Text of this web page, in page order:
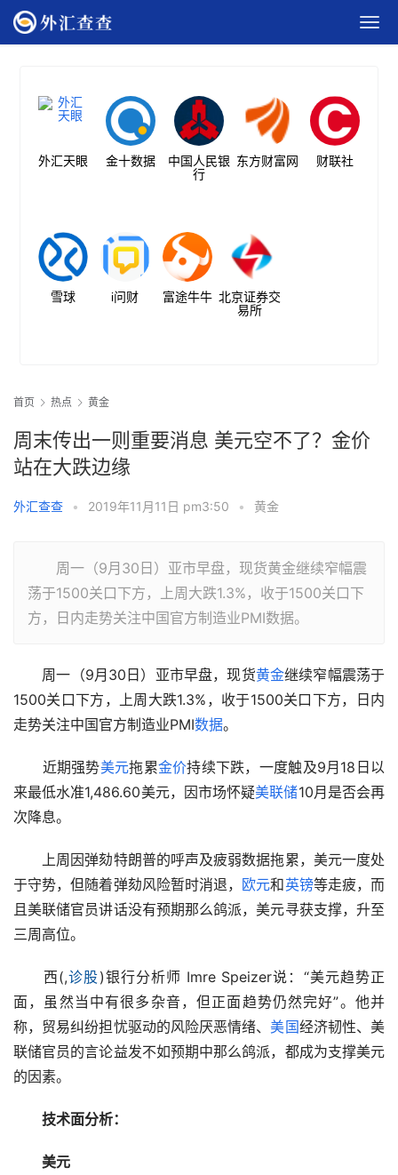
外汇天眼 金十数据
中国人民银
行
东方财富网 财联社
雪球 i问财 富途牛牛 北京证券交
易所
首页 热点 黄金
周末传出一则重要消息 美元空不了？金价
站在大跌边缘
外汇查查 • 2019年11月11日 pm3:50 • 黄金
周一（9月30日）亚市早盘，现货黄金继续窄幅震
荡于1500关口下方，上周大跌1.3%，收于1500关口下
方，日内走势关注中国官方制造业PMI数据。
周一（9月30日）亚市早盘，现货黄金继续窄幅震荡于
1500关口下方，上周大跌1.3%，收于1500关口下方，日内
走势关注中国官方制造业PMI数据。
近期强势美元拖累金价持续下跌，一度触及9月18日以
来最低水准1,486.60美元，因市场怀疑美联储10月是否会再
次降息。
上周因弹劾特朗普的呼声及疲弱数据拖累，美元一度处
于守势，但随着弹劾风险暂时消退， 欧元和英镑等走疲，而
且美联储官员讲话没有预期那么鸽派，美元寻获支撑，升至
三周高位。
西(,诊股)银行分析师 Imre Speizer说：“美元趋势正
面，虽然当中有很多杂音，但正面趋势仍然完好”。他并
称，贸易纠纷担忧驱动的风险厌恶情绪、美国经济韧性、美
联储官员的言论益发不如预期中那么鸽派，都成为支撑美元
的因素。
技术面分析：
美元